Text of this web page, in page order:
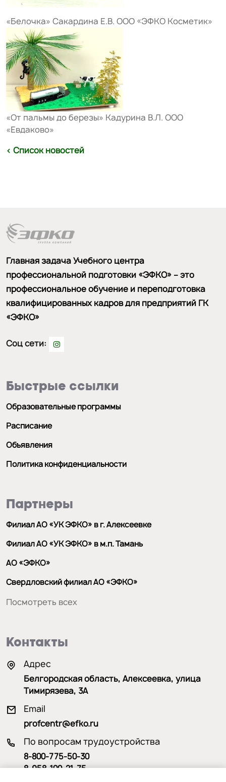
«Белочка» Сакардина Е.В. ООО «ЭФКО Косметик»
«От пальмы до березы» Кадурина В.Л. ООО
«Евдаково»
< Список новостей
Главная задача Учебного центра
профессиональной подготовки «ЭФКО» – это
профессиональное обучение и переподготовка
квалифицированных кадров для предприятий ГК
«ЭФКО»
Соц сети:
Быстрые ссылки
Образовательные программы
Расписание
Объявления
Политика конфиденциальности
Партнеры
Филиал АО «УК ЭФКО» в г. Алексеевке
Филиал АО «УК ЭФКО» в м.п. Тамань
АО «ЭФКО»
Свердловский филиал АО «ЭФКО»
Посмотреть всех
Контакты
Адрес
Белгородская область, Алексеевка, улица
Тимирязева, 3А
Email
profcentr@efko.ru
По вопросам трудоустройства
8-800-775-50-30
8-958-100-21-75